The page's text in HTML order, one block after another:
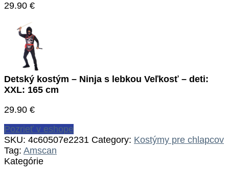
29.90 €
Detský kostým – Ninja s lebkou Veľkosť – deti:
XXL: 165 cm
29.90 €
Pozrieť v eshope
SKU: 4c60507e2231 Category: Kostýmy pre chlapcov
Tag: Amscan
Kategórie